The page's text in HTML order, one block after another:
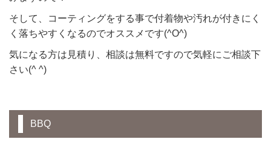
そして、コーティングをする事で付着物や汚れが付きにく
く落ちやすくなるのでオススメです(^O^)
気になる方は見積り、相談は無料ですので気軽にご相談下
さい(^ ^)
BBQ